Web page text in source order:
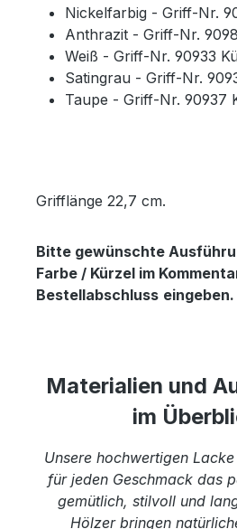
Nickelfarbig - Griff-Nr.
Anthrazit - Griff-Nr.
Weiß - Griff-Nr. 90933
Satingrau - Griff-Nr.
Taupe - Griff-Nr. 90937
Grifflänge 22,7 cm.
Bitte gewünschte
Farbe / Kürzel im
Bestellabschluss eingeben.
Materialien und
im
Unsere hochwertigen
für jeden Geschmack das
gemütlich, stilvoll und
Hölzer bringen